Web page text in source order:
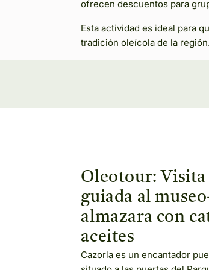
ofrecen descuentos para
Esta actividad es ideal para
tradición oleícola de la región.
Oleotour: Visita
guiada al
almazara con
aceites
Cazorla es un encantador